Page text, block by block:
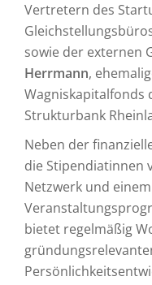
Vertretern des
sowie der externen
Herrmann,
Wagniskapitalfonds
Strukturbank
Neben der
die Stipendiatinnen
Netzwerk und
bietet regelmäßig